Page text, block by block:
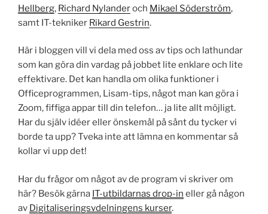
Hellberg, Richard Nylanderoch Mikael Söderström,
samt IT-tekniker Rikard Gestrin.
Här i bloggen vill vi dela med oss av tips och lathundar
som kan göra din vardag på jobbet lite enklare och lite
effektivare. Det kan handla om olika funktioner i
Officeprogrammen, Lisam-tips, något man kan göra i
Zoom, fiffiga appar till din telefon… ja lite allt möjligt.
Har du själv idéer eller önskemål på sånt du tycker vi
borde ta upp? Tveka inte att lämna en kommentar så
kollar vi upp det!
Har du frågor om något av de program vi skriver om
här? Besök gärna IT-utbildarnas drop-in eller gå någon
av Digitaliseringsvdelningens kurser.